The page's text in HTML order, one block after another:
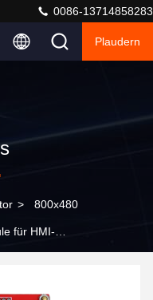
0086-13714858283
Plaudern
> 800x480
für HMI-